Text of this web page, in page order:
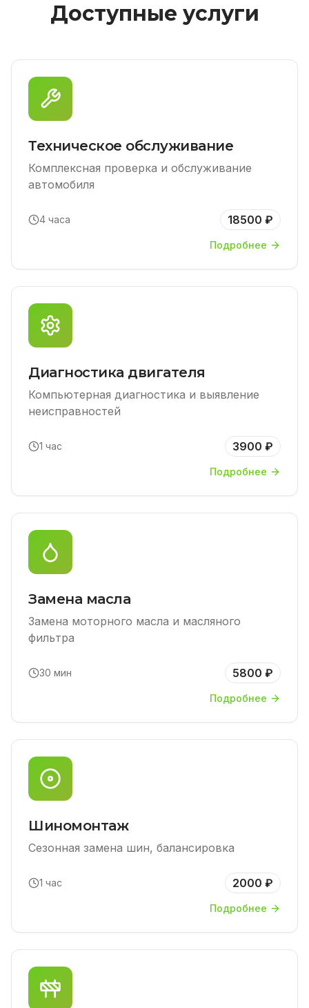
Доступные услуги
Техническое обслуживание
Комплексная проверка и обслуживание
автомобиля
4 часа 18500 ₽
Подробнее
Диагностика двигателя
Компьютерная диагностика и выявление
неисправностей
1 час 3900 ₽
Подробнее
Замена масла
Замена моторного масла и масляного
фильтра
30 мин 5800 ₽
Подробнее
Шиномонтаж
Сезонная замена шин, балансировка
1 час 2000 ₽
Подробнее